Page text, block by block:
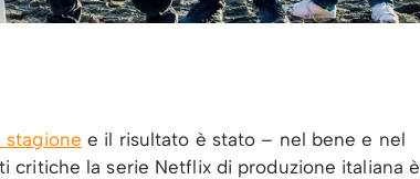
e il risultato è stato – nel bene e nel
critiche la serie Netflix di produzione italiana è